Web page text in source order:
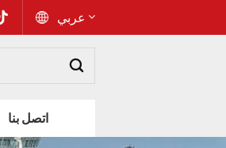
عربي
Русский
اتصل بنا